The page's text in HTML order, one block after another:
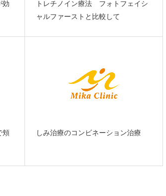
効
トレチノイン療法 フォトフェイシ
ャルファーストと比較して
頬
しみ治療のコンビネーション治療